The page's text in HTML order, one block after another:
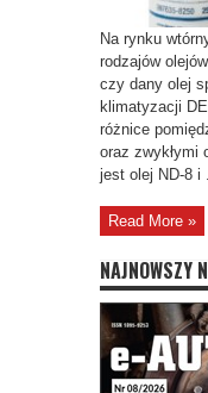
Na rynku
rodzajów
czy dany olej
klimatyzacji
różnice
oraz zwykłymi
jest olej ND-8 i
Read More »
NAJNOWSZY